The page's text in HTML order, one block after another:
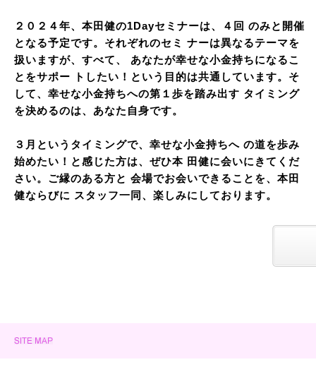
２０２４年、本田健の1Dayセミナーは、４回 のみと開催
となる予定です。それぞれのセミ ナーは異なるテーマを
扱いますが、すべて、 あなたが幸せな小金持ちになるこ
とをサポー トしたい！という目的は共通しています。そ
して、幸せな小金持ちへの第１歩を踏み出す タイミング
を決めるのは、あなた自身です。
３月というタイミングで、幸せな小金持ちへ の道を歩み
始めたい！と感じた方は、ぜひ本 田健に会いにきてくだ
さい。ご縁のある方と 会場でお会いできることを、本田
健ならびに スタッフ一同、楽しみにしております。